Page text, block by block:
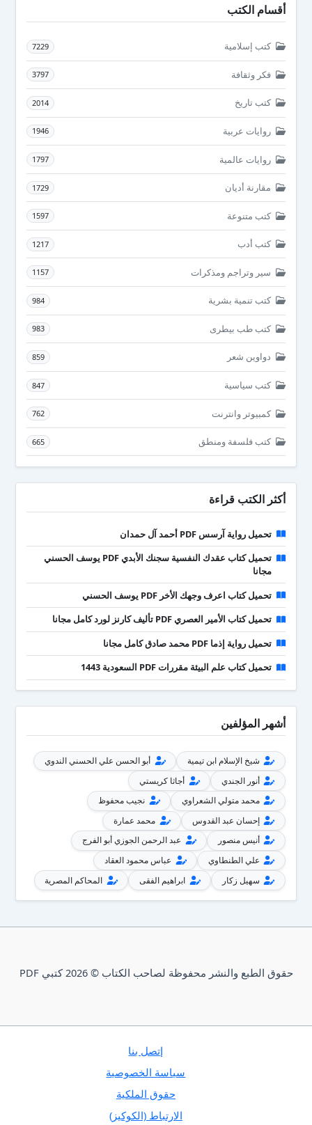
أقسام الكتب
كتب إسلامية 7229
فكر وثقافة 3797
كتب تاريخ 2014
روايات عربية 1946
روايات عالمية 1797
مقارنة أديان 1729
كتب متنوعة 1597
كتب أدب 1217
سير وتراجم ومذكرات 1157
كتب تنمية بشرية 984
كتب طب بيطرى 983
دواوين شعر 859
كتب سياسية 847
كمبيوتر وانترنت 762
كتب فلسفة ومنطق 665
أكثر الكتب قراءة
تحميل رواية آرسس PDF أحمد آل حمدان
تحميل كتاب عقدك النفسية سجنك الأبدي PDF يوسف الحسني
مجانا
تحميل كتاب اعرف وجهك الأخر PDF يوسف الحسني
تحميل كتاب الأمير العصري PDF تأليف كارنز لورد كامل مجانا
تحميل رواية إذما PDF محمد صادق كامل مجانا
تحميل كتاب علم البيئة مقررات PDF السعودية 1443
أشهر المؤلفين
شيخ الإسلام ابن تيمية
أبو الحسن علي الحسني الندوي
أنور الجندي
أجاثا كريستي
محمد متولي الشعراوي
نجيب محفوظ
إحسان عبد القدوس
محمد عمارة
أنيس منصور
عبد الرحمن الجوزي أبو الفرج
علي الطنطاوي
عباس محمود العقاد
سهيل زكار
ابراهيم الفقى المحاكم المصرية
حقوق الطبع والنشر محفوظة لصاحب الكتاب © 2026 كتبي PDF
إتصل بنا
سياسة الخصوصية
حقوق الملكية
الارتباط (الكوكيز)